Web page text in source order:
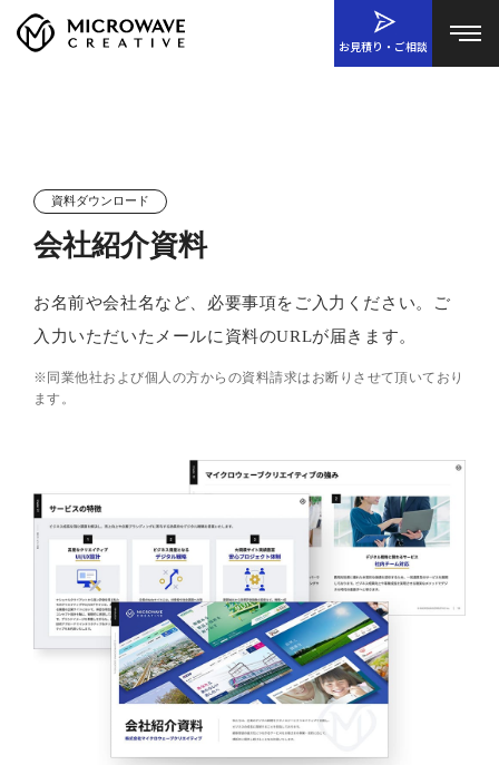
お見積り・ご相談
資料ダウンロード
会社紹介資料
お名前や会社名など、必要事項をご入力ください。ご
入力いただいたメールに資料のURLが届きます。
※同業他社および個人の方からの資料請求はお断りさせて頂いており
ます。